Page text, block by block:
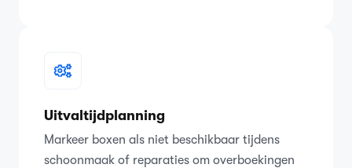
Uitvaltijdplanning
Markeer boxen als niet beschikbaar tijdens
schoonmaak of reparaties om overboekingen